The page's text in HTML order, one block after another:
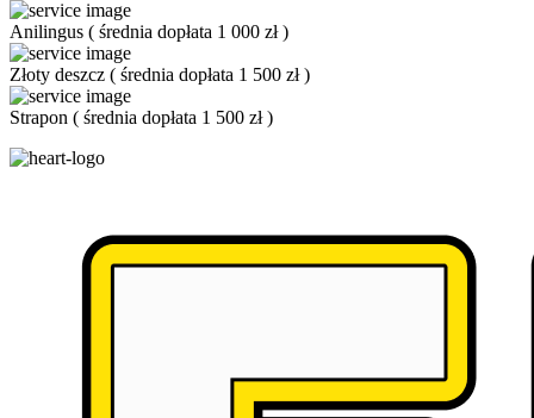
Anilingus ( średnia dopłata 1 000 zł)
Złoty deszcz ( średnia dopłata 1 500 zł)
Strapon ( średnia dopłata 1 500 zł)